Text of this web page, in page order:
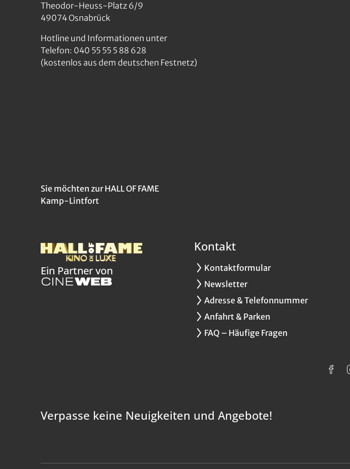
Theodor-Heuss-Platz 6/9
49074 Osnabrück
Hotline und Informationen unter
Telefon: 040 55 55 5 88 628
(kostenlos aus dem deutschen Festnetz)
Sie möchten zur HALL OF FAME
Kamp-Lintfort
Ein Partner von
Kontakt
Kontaktformular
Newsletter
Adresse & Telefonnummer
Anfahrt & Parken
FAQ – Häufige Fragen
Verpasse keine Neuigkeiten und Angebote!